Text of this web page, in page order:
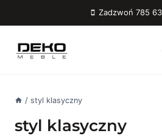
Zadzwoń 785
/ styl klasyczny
styl klasyczny